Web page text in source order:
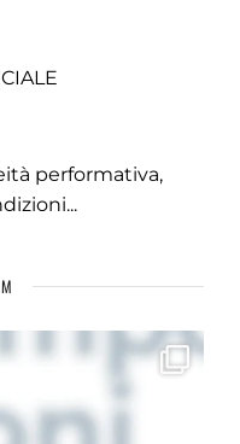
performativa,